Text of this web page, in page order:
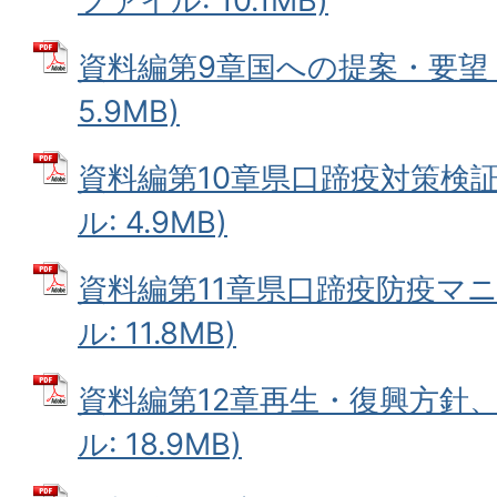
資料編第9章国への提案・要
5.9MB)
資料編第10章県口蹄疫対策検
ル: 4.9MB)
資料編第11章県口蹄疫防疫マ
ル: 11.8MB)
資料編第12章再生・復興方針
ル: 18.9MB)